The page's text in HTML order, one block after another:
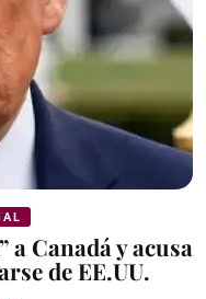
a Canadá y acusa
de EE.UU.